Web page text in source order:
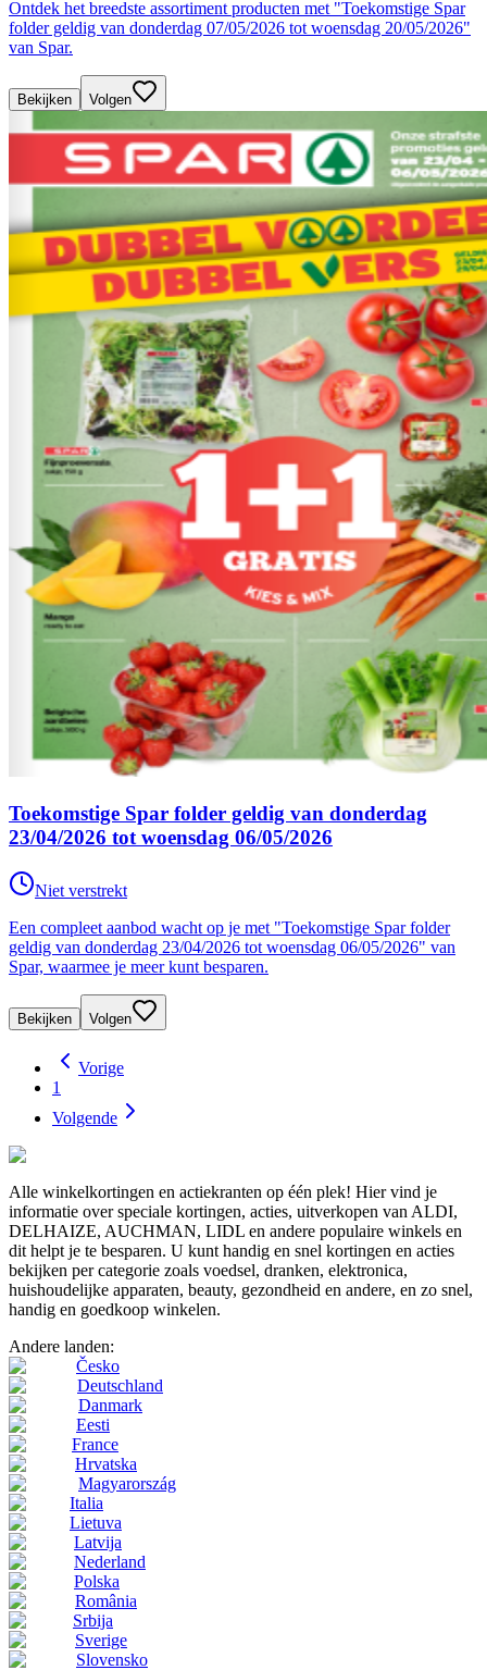
Ontdek het breedste assortiment producten met "Toekomstige Spar
folder geldig van donderdag 07/05/2026 tot woensdag 20/05/2026"
van Spar.
Bekijken Volgen
Toekomstige Spar folder geldig van donderdag
23/04/2026 tot woensdag 06/05/2026
Niet verstrekt
Een compleet aanbod wacht op je met "Toekomstige Spar folder
geldig van donderdag 23/04/2026 tot woensdag 06/05/2026" van
Spar, waarmee je meer kunt besparen.
Bekijken Volgen
Vorige
1
Volgende
Alle winkelkortingen en actiekranten op één plek! Hier vind je
informatie over speciale kortingen, acties, uitverkopen van ALDI,
DELHAIZE, AUCHMAN, LIDL en andere populaire winkels en
dit helpt je te besparen. U kunt handig en snel kortingen en acties
bekijken per categorie zoals voedsel, dranken, elektronica,
huishoudelijke apparaten, beauty, gezondheid en andere, en zo snel,
handig en goedkoop winkelen.
Andere landen:
Česko
Deutschland
Danmark
Eesti
France
Hrvatska
Magyarország
Italia
Lietuva
Latvija
Nederland
Polska
România
Srbija
Sverige
Slovensko